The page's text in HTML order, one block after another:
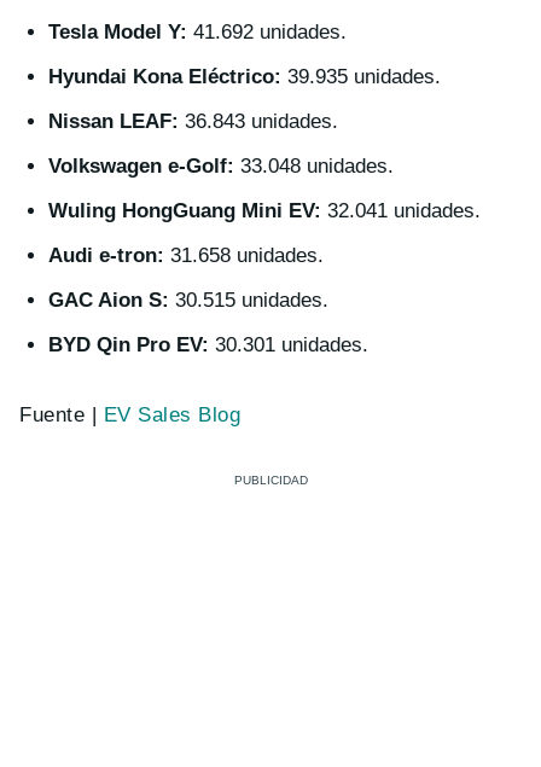
Tesla Model Y: 41.692 unidades.
Hyundai Kona Eléctrico: 39.935 unidades.
Nissan LEAF: 36.843 unidades.
Volkswagen e-Golf: 33.048 unidades.
Wuling HongGuang Mini EV: 32.041 unidades.
Audi e-tron: 31.658 unidades.
GAC Aion S: 30.515 unidades.
BYD Qin Pro EV: 30.301 unidades.
Fuente | EV Sales Blog